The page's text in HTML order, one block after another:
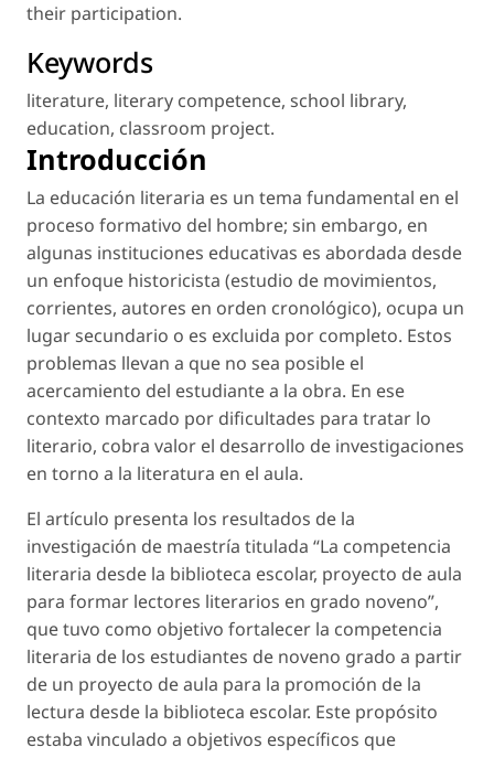
their participation.
Keywords
literature, literary competence, school library,
education, classroom project.
Introducción
La educación literaria es un tema fundamental en el
proceso formativo del hombre; sin embargo, en
algunas instituciones educativas es abordada desde
un enfoque historicista (estudio de movimientos,
corrientes, autores en orden cronológico), ocupa un
lugar secundario o es excluida por completo. Estos
problemas llevan a que no sea posible el
acercamiento del estudiante a la obra. En ese
contexto marcado por dificultades para tratar lo
literario, cobra valor el desarrollo de investigaciones
en torno a la literatura en el aula.
El artículo presenta los resultados de la
investigación de maestría titulada “La competencia
literaria desde la biblioteca escolar, proyecto de aula
para formar lectores literarios en grado noveno”,
que tuvo como objetivo fortalecer la competencia
literaria de los estudiantes de noveno grado a partir
de un proyecto de aula para la promoción de la
lectura desde la biblioteca escolar. Este propósito
estaba vinculado a objetivos específicos que